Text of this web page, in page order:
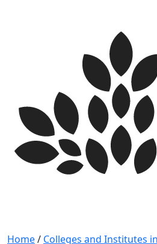
Home/ Colleges and Institutes